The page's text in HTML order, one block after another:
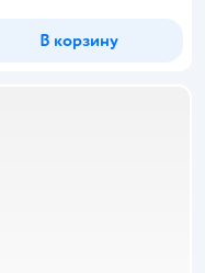
В корзину